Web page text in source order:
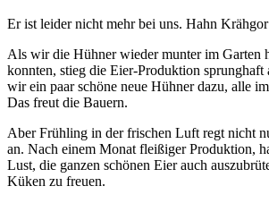
Er ist leider nicht mehr bei uns. Hahn
Als wir die Hühner wieder munter im Garten
konnten, stieg die Eier-Produktion sprunghaft
wir ein paar schöne neue Hühner dazu, alle
Das freut die Bauern.
Aber Frühling in der frischen Luft regt nicht
an. Nach einem Monat fleißiger Produktion,
Lust, die ganzen schönen Eier auch
Küken zu freuen.